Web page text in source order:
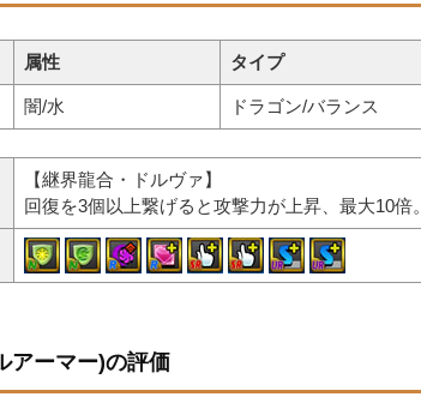
属性 タイプ
闇/水 ドラゴン/バランス
【継界龍合・ドルヴァ】
回復を3個以上繋げると攻撃力が上昇、最大10倍。
アーマー)の評価